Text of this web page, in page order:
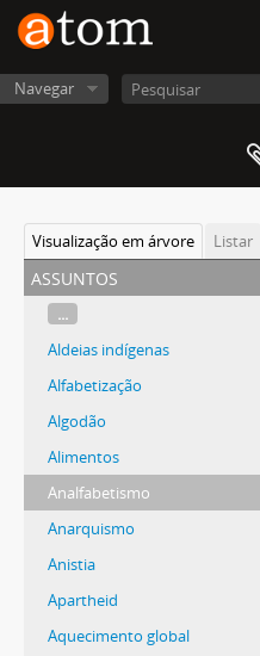
Navegar
Visualização em árvore Listar
assuntos
...
Aldeias indígenas
Alfabetização
Algodão
Alimentos
Analfabetismo
Anarquismo
Anistia
Apartheid
Aquecimento global